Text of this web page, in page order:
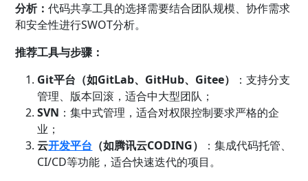
分析：代码共享工具的选择需要结合团队规模、协作需求
和安全性进行SWOT分析。
推荐工具与步骤：
Git平台（如GitLab、GitHub、Gitee）
：支持分支
管理、版本回滚，适合中大型团队；
SVN ：集中式管理，适合对权限控制要求严格的企
业；
云开发平台 （如腾讯云CODING）
：集成代码托管、
CI/CD等功能，适合快速迭代的项目。